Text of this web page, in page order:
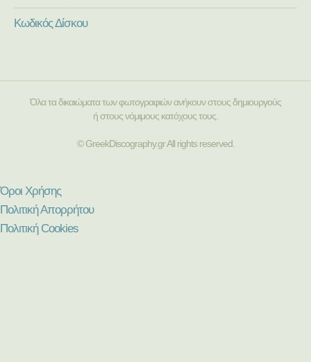
Κωδικός Δίσκου
Όλα τα δικαιώματα των φωτογραφιών ανήκουν στους δημιουργούς
ή στους νόμιμους κατόχους τους.
© GreekDiscography.gr All rights reserved.
Όροι Χρήσης
Πολιτική Απορρήτου
Πολιτική Cookies